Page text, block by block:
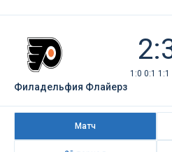
1:0 0:1 1:1
Филадельфия Флайерз
Матч